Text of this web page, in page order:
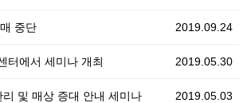
2019.09.24
중단
2019.05.30
터에서 세미나 개최
2019.05.03
및 매상 증대 안내 세미나